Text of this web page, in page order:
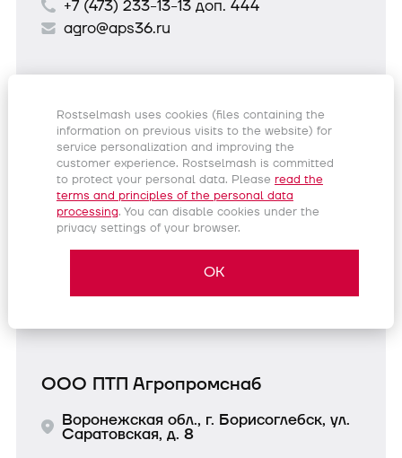
+7 (473) 233-13-13 доп. 444
agro@aps36.ru
ООО ПТП Агропромснаб
Воронежская область, Новая Усмань,
ул. Ростовская 140 В
Продажи:+ 7 (473) 233-13-13 доб. 780
+ 7 (473) 233-13-13 доб. 781
ООО ПТП Агропромснаб
Воронежская обл., г. Борисоглебск, ул.
Саратовская, д. 8
Rostselmash uses cookies (files containing the
information on previous visits to the website) for
service personalization and improving the
customer experience. Rostselmash is committed
to protect your personal data. Please read the
terms and principles of the personal data
processing. You can disable cookies under the
privacy settings of your browser.
OK